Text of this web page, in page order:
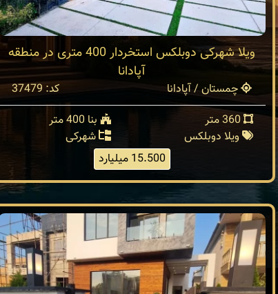
ویلا شهرکی دوبلکس استخردار 400 متری در منطقه
آپادانا
چمستان / آپادانا
کد: 37479
360 متر
بنا 400 متر
ویلا دوبلکس
شهرکی
15.500 میلیارد